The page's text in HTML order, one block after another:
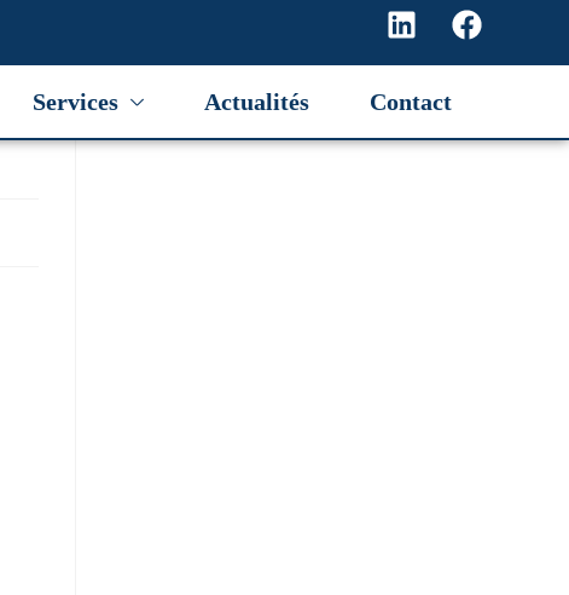
Services Actualités Contact